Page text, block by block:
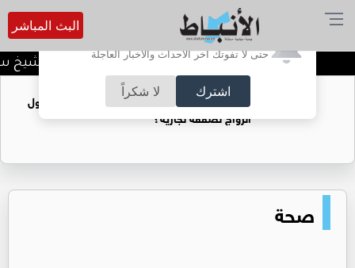
أترغب في تفعيل الإشعارات؟
حتى لا تفوتك آخر الأحداث والأخبار العاجلة
اشترك لا شكراً
البث المباشر
د. منذر جرادات يهنىء الشيخ
فتيات يستغللنه لتحقيق مكاسب مادية.. هل تحول
الزواج لصفقة تجارية؟
صحة